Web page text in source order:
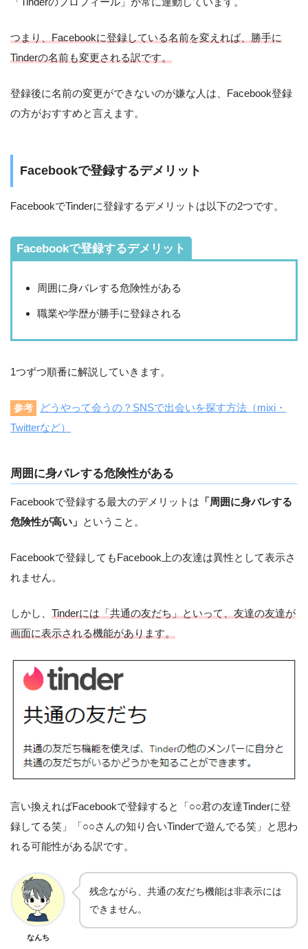
つまり、Facebookに登録している名前を変えれば、勝手に
Tinderの名前も変更される訳です。
登録後に名前の変更ができないのが嫌な人は、Facebook登録
の方がおすすめと言えます。
Facebookで登録するデメリット
FacebookでTinderに登録するデメリットは以下の2つです。
Facebookで登録するデメリット
周囲に身バレする危険性がある
職業や学歴が勝手に登録される
1つずつ順番に解説していきます。
参考
どうやって会うの？SNSで出会いを探す方法（mixi・
Twitterなど）
周囲に身バレする危険性がある
Facebookで登録する最大のデメリットは 「周囲に身バレする
危険性が高い」 ということ。
Facebookで登録してもFacebook上の友達は異性として表示さ
れません。
しかし、 Tinderには「共通の友だち」といって、友達の友達が
画面に表示される機能があります。
言い換えればFacebookで登録すると「○○君の友達Tinderに登
録してる笑」「○○さんの知り合いTinderで遊んでる笑」と思わ
れる可能性がある訳です。
なんち
残念ながら、共通の友だち機能は非表示には
できません。